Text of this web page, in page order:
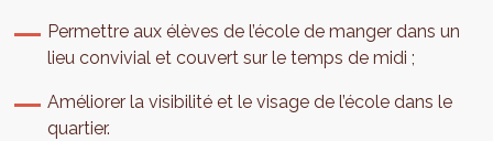
Permettre aux élèves de l’école de manger dans un
lieu convivial et couvert sur le temps de midi ;
Améliorer la visibilité et le visage de l’école dans le
quartier.